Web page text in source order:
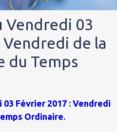
Vendredi 03
de la
du Temps
Février 2017 : Vendredi
Ordinaire.